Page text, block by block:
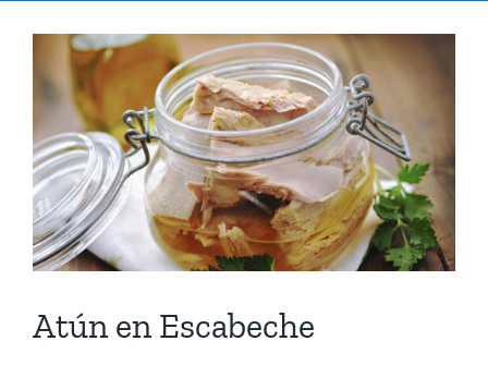
imagen
más
grande
Atún en Escabeche